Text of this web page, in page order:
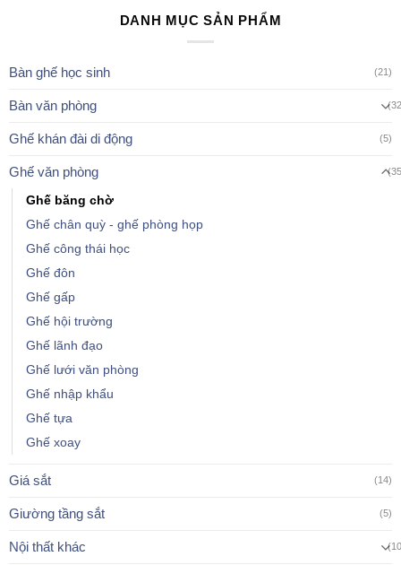
DANH MỤC SẢN PHẨM
Bàn ghế học sinh (21)
Bàn văn phòng
Ghế khán đài di động (5)
Ghế văn phòng
Ghế băng chờ
Ghế chân quỳ - ghế phòng họp
Ghế công thái học
Ghế đôn
Ghế gấp
Ghế hội trường
Ghế lãnh đạo
Ghế lưới văn phòng
Ghế nhập khẩu
Ghế tựa
Ghế xoay
Giá sắt (14)
Giường tầng sắt (5)
Nội thất khác